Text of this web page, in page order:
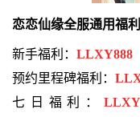
恋恋仙缘全服通用福
新手福利： LLXY888
预约里程碑福利：
七日福利：